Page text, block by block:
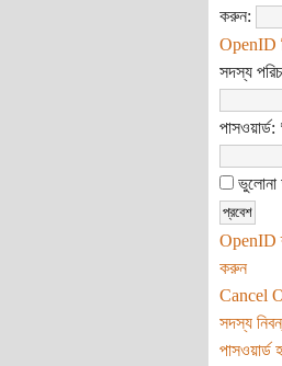
করুন:
OpenID
সদস্য
পাসওয়ার্ড:
ভুলোনা
OpenID
করুন
Cancel
সদস্য
পাসওয়ার্ড